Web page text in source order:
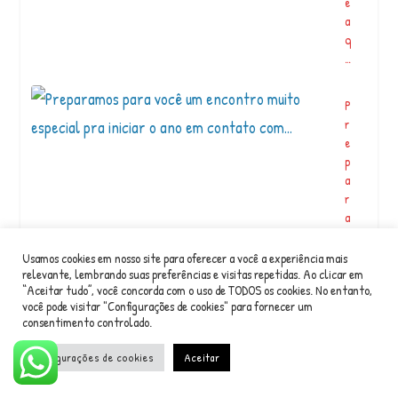
a
q
…
P
r
e
p
a
r
a
o
s
p
Usamos cookies em nosso site para oferecer a você a experiência mais
relevante, lembrando suas preferências e visitas repetidas. Ao clicar em
“Aceitar tudo”, você concorda com o uso de TODOS os cookies. No entanto,
você pode visitar "Configurações de cookies" para fornecer um
consentimento controlado.
Configurações de cookies Aceitar